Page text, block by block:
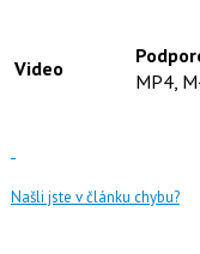
Video
MP4,
Našli jste v článku chybu?